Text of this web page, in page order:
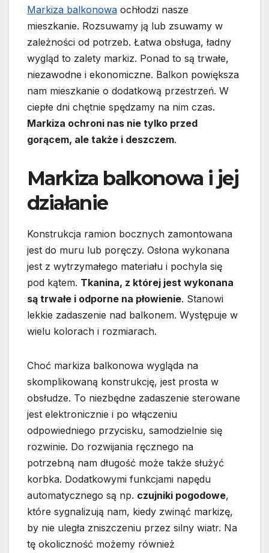
Markiza balkonowa ochłodzi nasze
mieszkanie. Rozsuwamy ją lub zsuwamy w
zależności od potrzeb. Łatwa obsługa, ładny
wygląd to zalety markiz. Ponad to są trwałe,
niezawodne i ekonomiczne. Balkon powiększa
nam mieszkanie o dodatkową przestrzeń. W
ciepłe dni chętnie spędzamy na nim czas.
Markiza ochroni nas nie tylko przed
gorącem, ale także i deszczem.
Markiza balkonowa i jej
działanie
Konstrukcja ramion bocznych zamontowana
jest do muru lub poręczy. Osłona wykonana
jest z wytrzymałego materiału i pochyla się
pod kątem. Tkanina, z której jest wykonana
są trwałe i odporne na płowienie. Stanowi
lekkie zadaszenie nad balkonem. Występuje w
wielu kolorach i rozmiarach.
Choć markiza balkonowa wygląda na
skomplikowaną konstrukcję, jest prosta w
obsłudze. To niezbędne zadaszenie sterowane
jest elektronicznie i po włączeniu
odpowiedniego przycisku, samodzielnie się
rozwinie. Do rozwijania ręcznego na
potrzebną nam długość może także służyć
korbka. Dodatkowymi funkcjami napędu
automatycznego są np. czujniki pogodowe,
które sygnalizują nam, kiedy zwinąć markizę,
by nie uległa zniszczeniu przez silny wiatr. Na
tę okoliczność możemy również